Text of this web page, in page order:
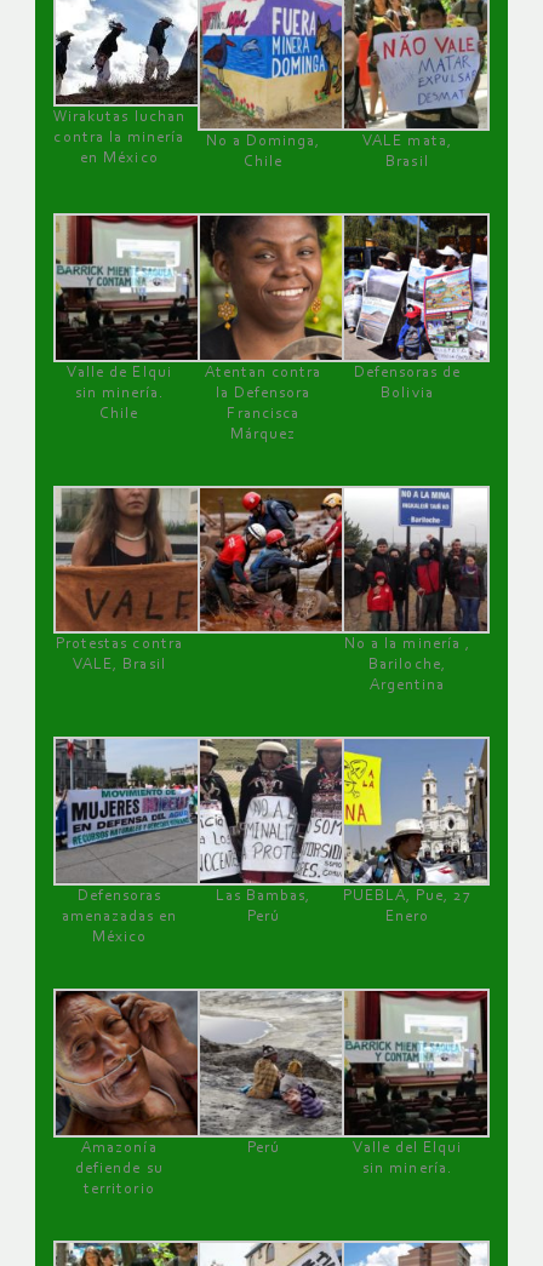
Wirakutas luchan
contra la minería
en México
No a Dominga,
Chile
VALE mata,
Brasil
Valle de Elqui
sin minería.
Chile
Atentan contra
la Defensora
Francisca
Márquez
Defensoras de
Bolivia
Protestas contra
VALE, Brasil
No a la minería ,
Bariloche,
Argentina
Defensoras
amenazadas en
México
Las Bambas,
Perú
PUEBLA, Pue, 27
Enero
Amazonía
defiende su
territorio
Perú
Valle del Elqui
sin minería.